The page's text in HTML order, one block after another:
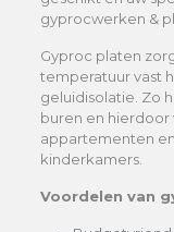
gyprocwerken &
Gyproc platen
temperatuur vast
geluidisolatie. Zo
buren en
appartementen
kinderkamers.
Voordelen van